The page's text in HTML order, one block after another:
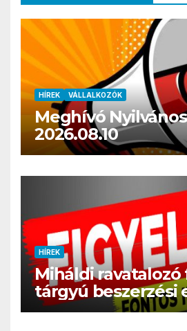
HÍREK VÁLLALKOZÓK
Meghívó
2026.08.10
HÍREK
Miháldi
tárgyú beszerzési